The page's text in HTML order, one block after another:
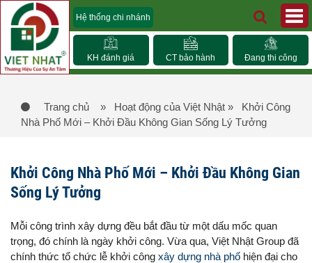
Hệ thống chi nhánh
KH đánh giá CT bảo hành Đang thi công
Trang chủ » Hoạt động của Việt Nhật » Khởi Công
Nhà Phố Mới – Khởi Đầu Không Gian Sống Lý Tưởng
Khởi Công Nhà Phố Mới – Khởi Đầu Không Gian
Sống Lý Tưởng
Mỗi công trình xây dựng đều bắt đầu từ một dấu mốc quan
trọng, đó chính là ngày khởi công. Vừa qua, Việt Nhật Group đã
chính thức tổ chức lễ khởi công xây dựng nhà phố hiện đại cho